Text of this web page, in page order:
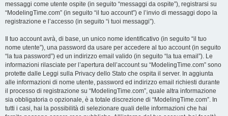
messaggi come utente ospite (in seguito “messaggi da ospite”), registrarsi su
“ModelingTime.com” (in seguito “il tuo account”) e l’invio di messaggi dopo la
registrazione e l’accesso (in seguito “i tuoi messaggi”).
Il tuo account avrà, di base, un unico nome identificativo (in seguito “il tuo
nome utente”), una password da usare per accedere al tuo account (in seguito
“la tua password”) ed un indirizzo email valido (in seguito “la tua email”). Le
informazioni rilasciate per l’apertura dell’account su “ModelingTime.com” sono
protette dalle Leggi sulla Privacy dello Stato che ospita il server. In aggiunta
alle informazioni di nome utente, password ed indirizzo email richiesti durante
il processo di registrazione su “ModelingTime.com”, quale altra informazione
sia obbligatoria o opzionale, è a totale discrezione di “ModelingTime.com”. In
tutti i casi, hai la possibilità di selezionare quali delle informazioni che hai